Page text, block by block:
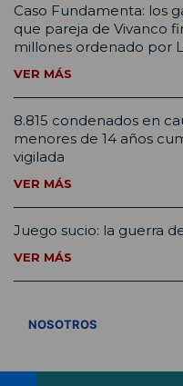
Caso Fundamenta: los
que pareja de Vivanco
millones ordenado por
VER MÁS
8.815 condenados en
menores de 14 años
vigilada
VER MÁS
Juego sucio: la guerra
VER MÁS
NOSOTROS